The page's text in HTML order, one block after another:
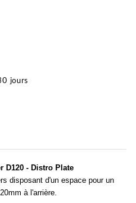
jours
D120 - Distro Plate
disposant d'un espace pour un
à l'arrière.